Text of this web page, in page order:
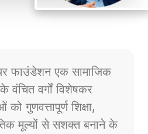
फाउंडेशन एक सामाजिक
वंचित वर्गों विशेषकर
गुणवत्तापूर्ण शिक्षा,
मूल्यों से सशक्त बनाने के